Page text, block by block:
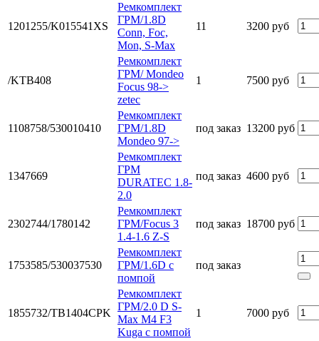
1201255/K015541XS
Ремкомплект
ГРМ/1.8D
Сonn, Foc,
Mon, S-Max
11 3200 руб
/KTB408
Ремкомплект
ГРМ/ Mondeo
Focus 98->
zetec
1 7500 руб
1108758/530010410
Ремкомплект
ГРМ/1.8D
Mondeo 97->
под заказ 13200 руб
1347669
Ремкомплект
ГРМ
DURATEC 1.8-
2.0
под заказ 4600 руб
2302744/1780142
Ремкомплект
ГРМ/Focus 3
1.4-1.6 Z-S
под заказ 18700 руб
1753585/530037530
Ремкомплект
ГРМ/1.6D с
помпой
под заказ
1855732/TB1404CPK
Ремкомплект
ГРМ/2.0 D S-
Max M4 F3
Kuga с помпой
1 7000 руб